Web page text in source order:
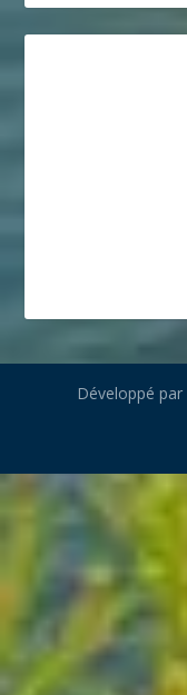
Développé par